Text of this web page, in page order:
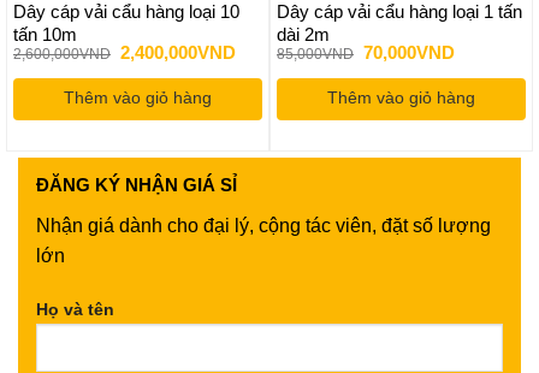
Dây cáp vải cẩu hàng loại 10
tấn 10m
2,600,000VND Giá
gốc
là:
2,600,000VND.
2,400,000VNDGiá
tại
2,400,000VND.
Thêm vào giỏ hàng
Dây cáp vải cẩu hàng loại 1 tấn
dài 2m
85,000VND Giá
gốc
là:
85,000VND.
70,000VNDGiá
tại
là:
Thêm vào giỏ hàng
ĐĂNG KÝ NHẬN GIÁ SỈ
Nhận giá dành cho đại lý, cộng tác viên, đặt số lượng
lớn
Họ và tên